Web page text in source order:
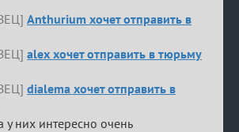
Anthurium хочет отправить в
alex хочет отправить в тюрьму
dialema хочет отправить в
них интересно очень